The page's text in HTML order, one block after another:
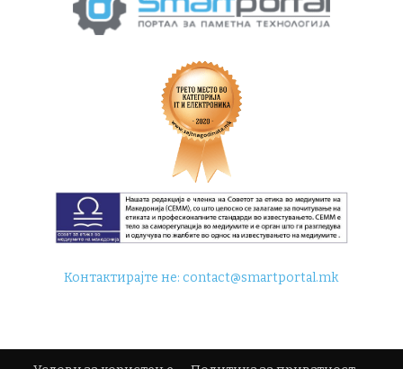
Контактирајте не:contact@smartportal.mk